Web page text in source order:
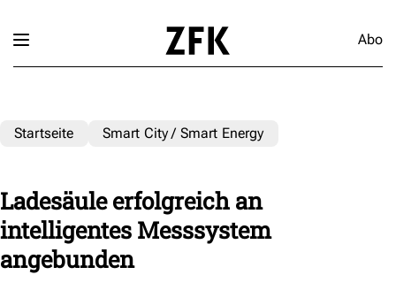
Abo
Startseite Smart City / Smart Energy
Ladesäule erfolgreich an
intelligentes Messsystem
angebunden